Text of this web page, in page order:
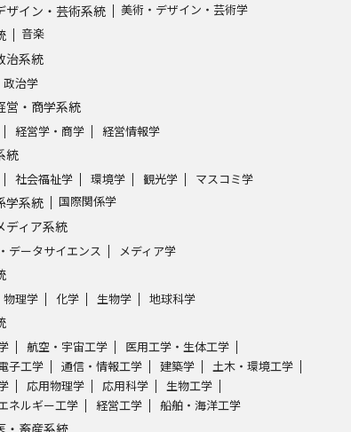
ザイン・芸術系統 美術・デザイン・芸術学
音楽
治系統
政治学
営・商学系統
経営学・商学 経営情報学
統
社会福祉学 環境学 観光学 マスコミ学
学系統 国際関係学
ディア系統
データサイエンス メディア学
物理学 化学 生物学 地球科学
航空・宇宙工学
医用工学・生体工学
子工学
通信・情報工学 建築学
土木・環境工学
応用物理学 応用科学
生物工学
ネルギー工学
経営工学 船舶・海洋工学